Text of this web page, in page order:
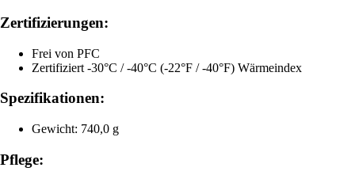
Zertifizierungen:
Frei von PFC
Zertifiziert -30°C / -40°C (-22°F / -40°F) Wärmeindex
Spezifikationen:
Gewicht: 740,0 g
Pflege: